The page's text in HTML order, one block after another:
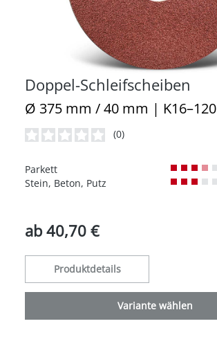
Doppel-Schleifscheiben
Ø 375 mm / 40 mm | K16–120
(0)
Parkett
Stein, Beton, Putz
ab40,70 €
Produktdetails
Variante wählen